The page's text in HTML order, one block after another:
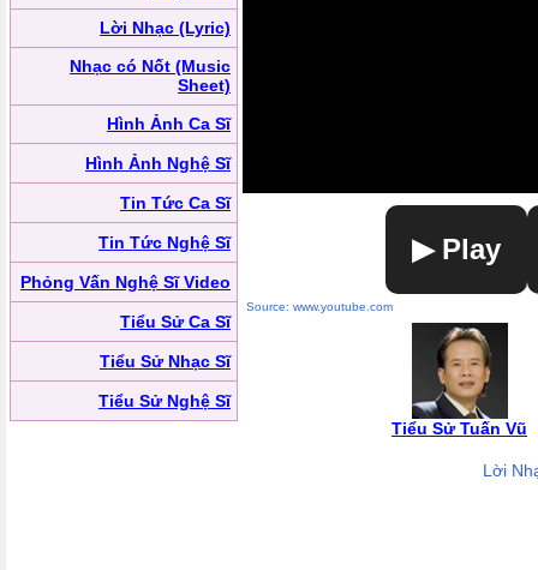
Lời Nhạc (Lyric)
Nhạc có Nốt (Music
Sheet)
Hình Ảnh Ca Sĩ
Hình Ảnh Nghệ Sĩ
Tin Tức Ca Sĩ
Tin Tức Nghệ Sĩ
Phỏng Vấn Nghệ Sĩ Video
Tiểu Sử Ca Sĩ
Tiểu Sử Nhạc Sĩ
Tiểu Sử Nghệ Sĩ
▶ Play
Source: www.youtube.com
Tiểu Sử Tuấn Vũ
Lời